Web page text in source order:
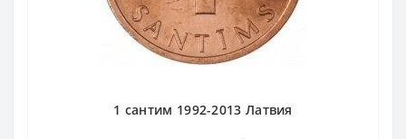
1 сантим 1992-2013 Латвия